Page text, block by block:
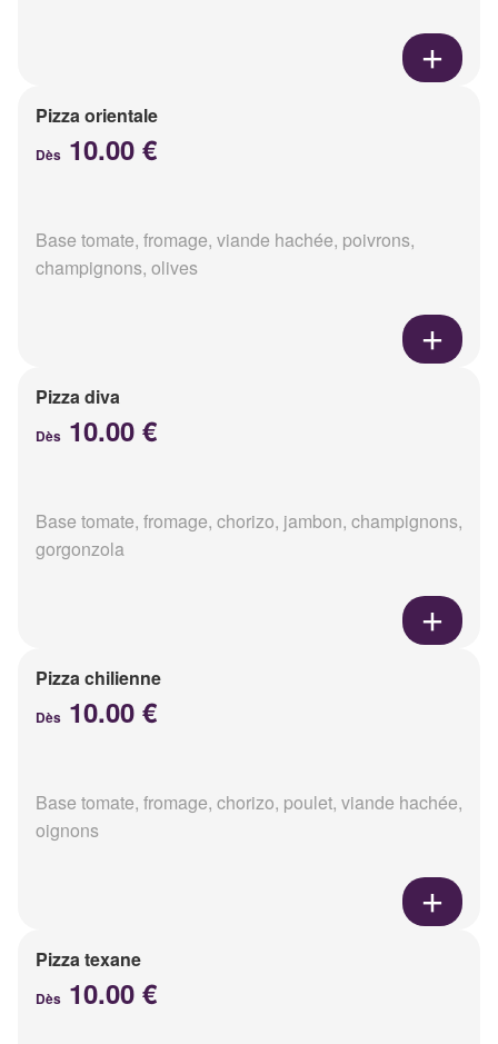
Pizza orientale
Dès 10.00 €
Base tomate, fromage, viande hachée, poivrons,
champignons, olives
Pizza diva
Dès 10.00 €
Base tomate, fromage, chorizo, jambon, champignons,
gorgonzola
Pizza chilienne
Dès 10.00 €
Base tomate, fromage, chorizo, poulet, viande hachée,
oignons
Pizza texane
Dès 10.00 €